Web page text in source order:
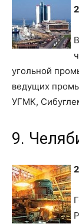
угольной
ведущих
УГМК,
9.